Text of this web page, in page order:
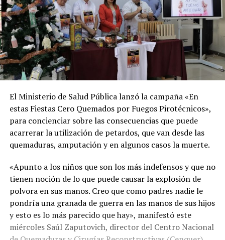
El Ministerio de Salud Pública lanzó la campaña «En
estas Fiestas Cero Quemados por Fuegos Pirotécnicos»,
para concienciar sobre las consecuencias que puede
acarrerar la utilización de petardos, que van desde las
quemaduras, amputación y en algunos casos la muerte.
«Apunto a los niños que son los más indefensos y que no
tienen noción de lo que puede causar la explosión de
polvora en sus manos. Creo que como padres nadie le
pondría una granada de guerra en las manos de sus hijos
y esto es lo más parecido que hay», manifestó este
miércoles Saúl Zaputovich, director del Centro Nacional